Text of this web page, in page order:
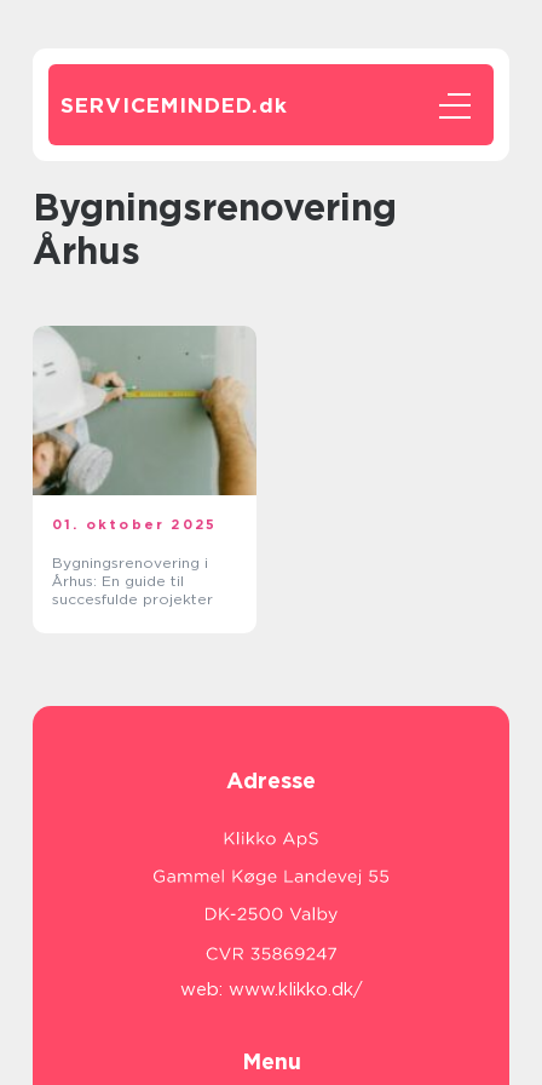
SERVICEMINDED.dk
Bygningsrenovering
Århus
01. oktober 2025
Bygningsrenovering i
Århus: En guide til
succesfulde projekter
Adresse
web: www.klikko.dk/
Menu